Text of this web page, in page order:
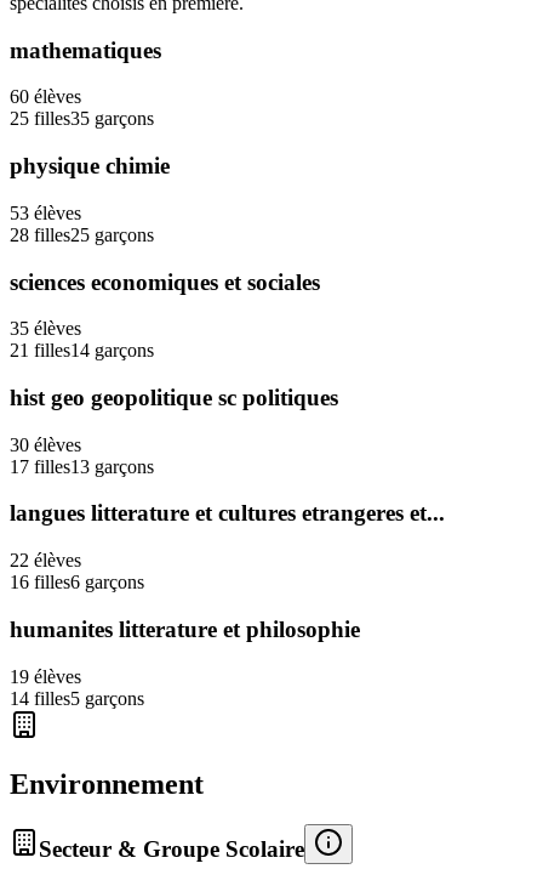
mathematiques
60 élèves
25 filles35 garçons
physique chimie
53 élèves
28 filles25 garçons
sciences economiques et sociales
35 élèves
21 filles14 garçons
hist geo geopolitique sc politiques
30 élèves
17 filles13 garçons
langues litterature et cultures etrangeres et...
22 élèves
16 filles6 garçons
humanites litterature et philosophie
19 élèves
14 filles5 garçons
Environnement
Secteur & Groupe Scolaire